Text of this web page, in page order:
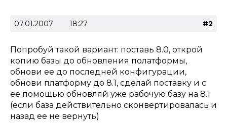
07.01.2007 18:27 #2
Попробуй такой вариант: поставь 8.0, открой
копию базы до обновления полатформы,
обнови ее до последней конфигурации,
обнови платформу до 8.1, сделай поставку и с
ее помощью обновляй уже рабочую базу на 8.1
(если база действительно сконвертировалась и
назад ее не вернуть)